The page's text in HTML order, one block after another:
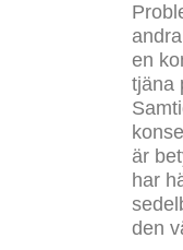
en
tjäna
är
har
den